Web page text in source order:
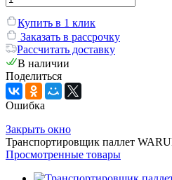
Купить в 1 клик
Заказать в рассрочку
Рассчитать доставку
В наличии
Поделиться
Ошибка
Закрыть окно
Транспортировщик паллет
Просмотренные товары